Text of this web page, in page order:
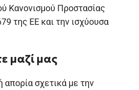
Κανονισμού Προστασίας
της ΕΕ και την ισχύουσα
μαζί μας
απορία σχετικά με την